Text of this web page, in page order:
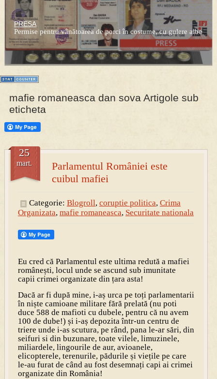
PRESA
Permise pentru vânătoarea de porci în costume, cu gulere albe
Prima mea carte publicata (Nemira)
Averea Presedintelui: prima lucrare despre controversatele
conturi secrete ale Securitatii.
mafie romaneasca dan sova Artigole sub
eticheta
Parlamentul României este
cuibul mafiei
25
mart.
Categorie: Blogroll, coruptie politica, Crima
Organizata, mafie romaneasca, Securitate nationala
Eu cred că Parlamentul este ultima redută a mafiei
românești, locul unde se ascund sub imunitate
capii crimei organizate din țara asta!
Dacă ar fi după mine, i-aș urca pe toți parlamentarii
în niște camioane militare fără prelată (nu poti
duce 588 de mafioti cu dubele, pentru că nu avem
100 de dube!) și i-aș depozita într-un centru de
triere unde i-as scutura, pe rând, pana le-ar sări, din
seifuri si din buzunare, toate vilele, limuzinele,
miliardele, lingourile de aur, avioanele,
elicopterele, terenurile, pădurile și viețile pe care
le-au furat de când au fost desemnați capi ai crimei
organizate din România!